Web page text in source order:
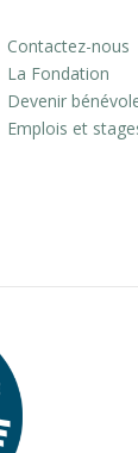
Contactez-nous
La Fondation
Devenir
Emplois et